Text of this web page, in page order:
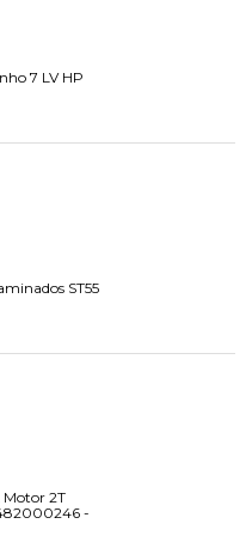
7 LV HP
ST55
Motor 2T
-